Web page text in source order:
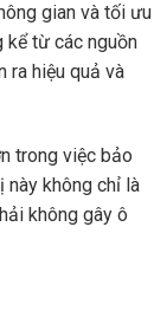
gian và tối ưu
kể từ các nguồn
ra hiệu quả và
trong việc bảo
này không chỉ là
không gây ô